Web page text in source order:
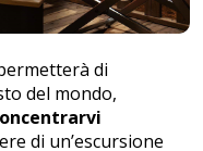
di
del mondo,
di un’escursione